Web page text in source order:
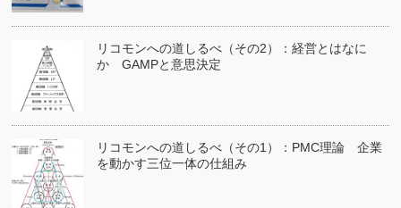
リコモンへの道しるべ（その2）：経営とはなに
か GAMPと意思決定
リコモンへの道しるべ（その1）：PMC理論 企業
を動かす三位一体の仕組み